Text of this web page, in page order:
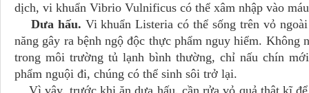
dịch, vi khuẩn Vibrio Vulnificus có thể xâm nhập vào
Dưa hấu. Vi khuẩn Listeria có thể sống trên vỏ
năng gây ra bệnh ngộ độc thực phẩm nguy hiểm.
trong môi trường tủ lạnh bình thường, chỉ nấu chín
phẩm nguội đi, chúng có thể sinh sôi trở lại.
Vì vậy, trước khi ăn dưa hấu, cần rửa vỏ quả thật kĩ